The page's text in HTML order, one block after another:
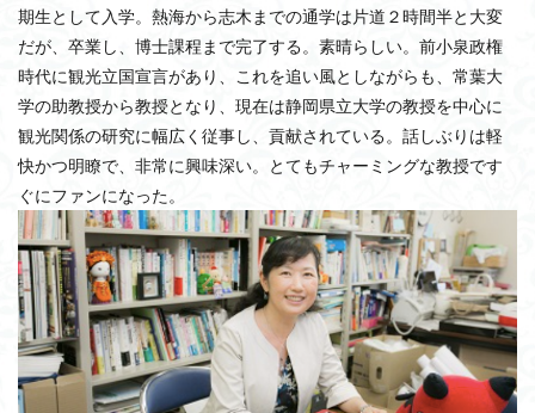
期生として入学。熱海から志木までの通学は片道２時間半と大変
だが、卒業し、博士課程まで完了する。素晴らしい。前小泉政権
時代に観光立国宣言があり、これを追い風としながらも、常葉大
学の助教授から教授となり、現在は静岡県立大学の教授を中心に
観光関係の研究に幅広く従事し、貢献されている。話しぶりは軽
快かつ明瞭で、非常に興味深い。とてもチャーミングな教授です
ぐにファンになった。